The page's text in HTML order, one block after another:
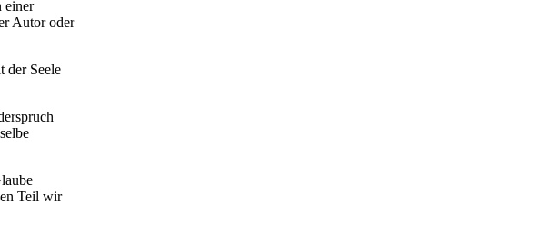
einer
Autor oder
der Seele
Teil wir